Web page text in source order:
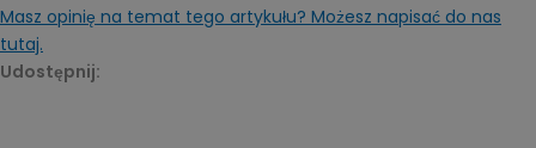
Masz opinię na temat tego artykułu? Możesz napisać do nas
tutaj.
Udostępnij: